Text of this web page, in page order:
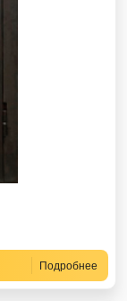
Подробнее